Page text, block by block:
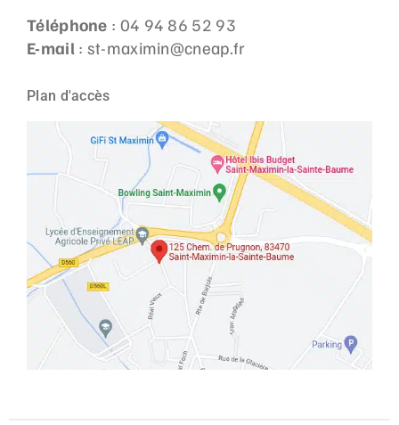
Téléphone : 04 94 86 52 93
E-mail : st-maximin@cneap.fr
Plan d'accès